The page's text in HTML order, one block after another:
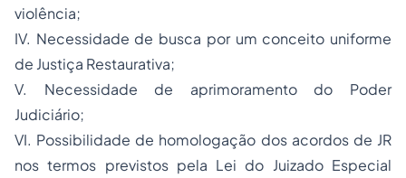
violência;
IV. Necessidade de busca por um conceito uniforme
de Justiça Restaurativa;
V. Necessidade de aprimoramento do Poder
Judiciário;
VI. Possibilidade de homologação dos acordos de JR
nos termos previstos pela Lei do Juizado Especial